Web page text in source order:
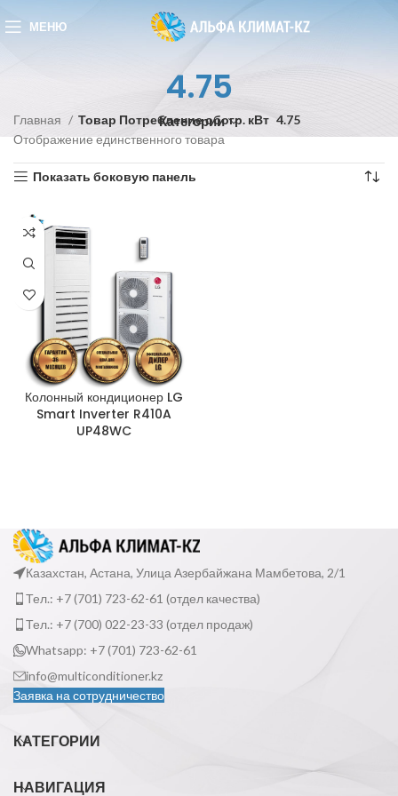
МЕНЮ
4.75
Категории
Главная Товар Потребление обогр. кВт 4.75
Отображение единственного товара
Показать боковую панель
Колонный кондиционер LG
Smart Inverter R410A
UP48WC
Казахстан, Астана, Улица Азербайжана Мамбетова, 2/1
Тел.: +7 (701) 723-62-61 (отдел качества)
Тел.: +7 (700) 022-23-33 (отдел продаж)
Whatsapp: +7 (701) 723-62-61
info@multiconditioner.kz
Заявка на сотрудничество
КАТЕГОРИИ
НАВИГАЦИЯ